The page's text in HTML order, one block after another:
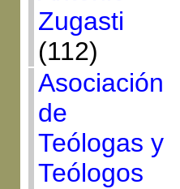
Zugasti
(112)
Asociación
de
Teólogas y
Teólogos